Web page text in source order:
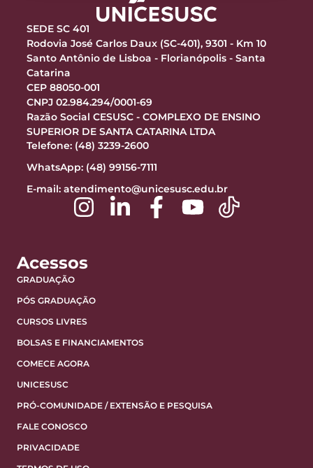
SEDE SC 401
Rodovia José Carlos Daux (SC-401), 9301 - Km 10
Santo Antônio de Lisboa - Florianópolis - Santa
Catarina
CEP 88050-001
CNPJ 02.984.294/0001-69
Razão Social CESUSC - COMPLEXO DE ENSINO
SUPERIOR DE SANTA CATARINA LTDA
Telefone: (48) 3239-2600
WhatsApp: (48) 99156-7111
E-mail: atendimento@unicesusc.edu.br
Acessos
GRADUAÇÃO
PÓS GRADUAÇÃO
CURSOS LIVRES
BOLSAS E FINANCIAMENTOS
COMECE AGORA
UNICESUSC
PRÓ-COMUNIDADE / EXTENSÃO E PESQUISA
FALE CONOSCO
PRIVACIDADE